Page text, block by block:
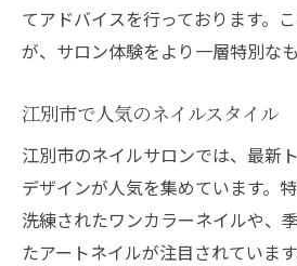
てアドバイスを行っております。
が、サロン体験をより一層特別な
江別市で人気のネイルスタイル
江別市のネイルサロンでは、最新
デザインが人気を集めています。
洗練されたワンカラーネイルや、
たアートネイルが注目されていま